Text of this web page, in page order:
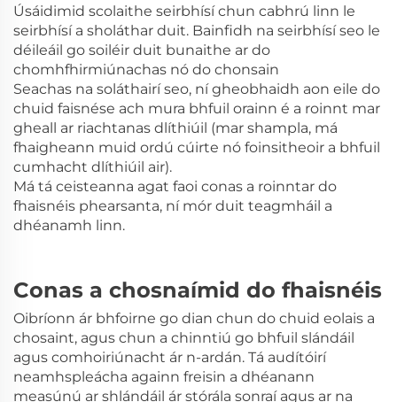
Úsáidimid scolaithe seirbhísí chun cabhrú linn le
seirbhísí a sholáthar duit. Bainfidh na seirbhísí seo le
déileáil go soiléir duit bunaithe ar do
chomhfhirmiúnachas nó do chonsain
Seachas na soláthairí seo, ní gheobhaidh aon eile do
chuid faisnése ach mura bhfuil orainn é a roinnt mar
gheall ar riachtanas dlíthiúil (mar shampla, má
fhaigheann muid ordú cúirte nó foinsitheoir a bhfuil
cumhacht dlíthiúil air).
Má tá ceisteanna agat faoi conas a roinntar do
fhaisnéis phearsanta, ní mór duit teagmháil a
dhéanamh linn.
Conas a chosnaímid do fhaisnéis
Oibríonn ár bhfoirne go dian chun do chuid eolais a
chosaint, agus chun a chinntiú go bhfuil slándáil
agus comhoiriúnacht ár n-ardán. Tá audítóirí
neamhspleácha againn freisin a dhéanann
measúnú ar shlándáil ár stórála sonraí agus ar na